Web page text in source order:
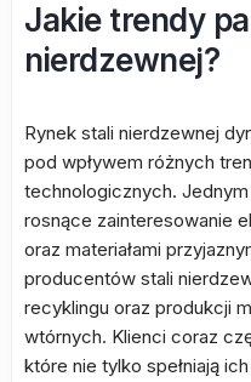
Jakie trendy
nierdzewnej?
Rynek stali nierdzewnej
pod wpływem różnych
technologicznych.
rosnące zainteresowanie
oraz materiałami
producentów stali
recyklingu oraz produkcji
wtórnych. Klienci coraz
które nie tylko spełniają